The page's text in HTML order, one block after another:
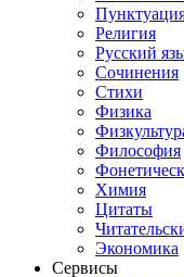
Религия
Русский
Сочинения
Стихи
Физика
Философия
Химия
Цитаты
Экономика
Сервисы